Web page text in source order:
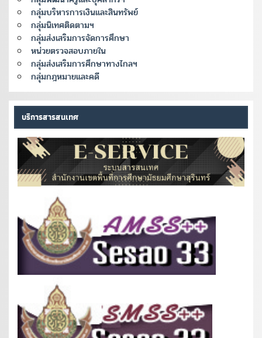
กลุ่มบริหารการเงินและสินทรัพย์
กลุ่มนิเทศติดตามฯ
กลุ่มส่งเสริมการจัดการศึกษา
หน่วยตรวจสอบภายใน
กลุ่มส่งเสริมการศึกษาทางไกลฯ
กลุ่มกฎหมายและคดี
บริการสารสนเทศ